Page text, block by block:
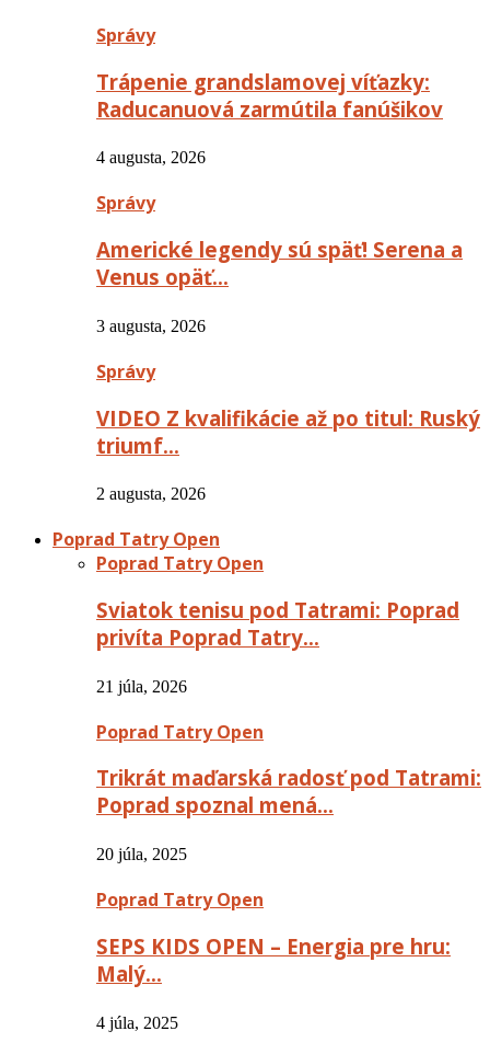
Správy
Trápenie grandslamovej víťazky:
Raducanuová zarmútila fanúšikov
4 augusta, 2026
Správy
Americké legendy sú späť! Serena a
Venus opäť…
3 augusta, 2026
Správy
VIDEO Z kvalifikácie až po titul: Ruský
triumf…
2 augusta, 2026
Poprad Tatry Open
Poprad Tatry Open
Sviatok tenisu pod Tatrami: Poprad
privíta Poprad Tatry…
21 júla, 2026
Poprad Tatry Open
Trikrát maďarská radosť pod Tatrami:
Poprad spoznal mená…
20 júla, 2025
Poprad Tatry Open
SEPS KIDS OPEN – Energia pre hru:
Malý…
4 júla, 2025